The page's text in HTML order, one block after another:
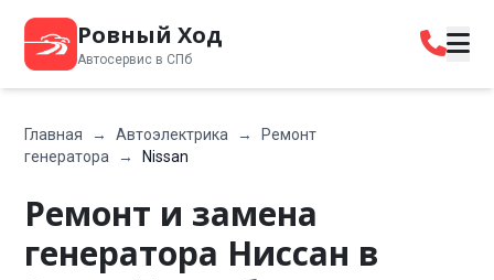
Ровный Ход
Автосервис в СПб
Главная → Автоэлектрика →
Ремонт
генератора
→ Nissan
Ремонт и замена
генератора Ниссан в